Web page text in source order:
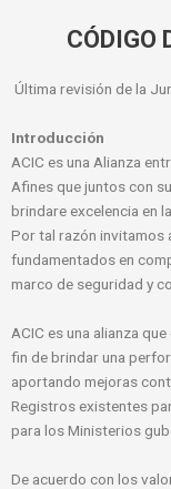
CÓDIGO
Última revisión de la
Introducción
ACIC es una Alianza
Afines que juntos con
brindare excelencia en
Por tal razón invitamos
fundamentados en
marco de seguridad y
ACIC es una alianza
fin de brindar una
aportando mejoras
Registros existentes
para los Ministerios
De acuerdo con los